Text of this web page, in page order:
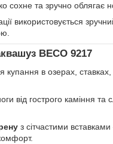
сохне та зручно облягає
використовується
BECO 9217
купання в озерах, ставках,
від гострого каміння та
з сітчастими вставками